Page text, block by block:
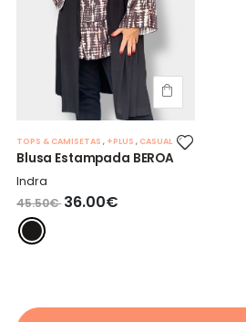
TOPS & CAMISETAS , +PLUS , CASUAL
Blusa Estampada BEROA
Indra
45.50€ 36.00€